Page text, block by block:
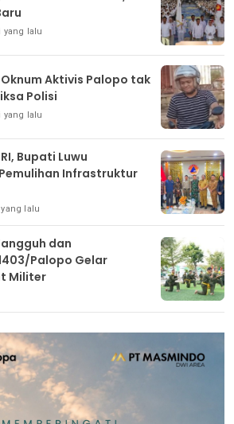
yang lalu
Aktivis Palopo tak
Polisi
yang lalu
Bupati Luwu
Infrastruktur
lalu
dan
Palopo Gelar
Militer